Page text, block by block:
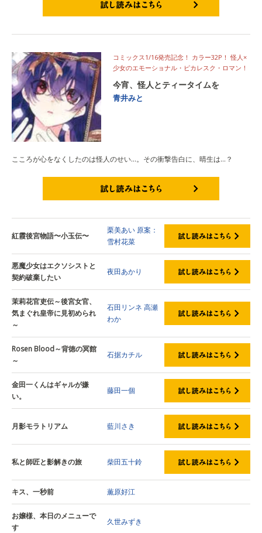
コミックス1/16発売記念！ カラー32P！ 怪人×
少女のエモーショナル・ピカレスク・ロマン！
今宵、怪人とティータイムを
青井みと
こころが心をなくしたのは怪人のせい…。その衝撃告白に、晴生は…？
紅霞後宮物語〜小玉伝〜
栗美あい 原案：
雪村花菜
悪魔少女はエクソシストと
契約破棄したい
夜田あかり
茉莉花官吏伝～後宮女官、
気まぐれ皇帝に見初められ
～
石田リンネ 高瀬
わか
Rosen Blood～背徳の冥館
～
石据カチル
金田一くんはギャルが嫌
い。
藤田一個
月影モラトリアム 藍川さき
私と師匠と影解きの旅 柴田五十鈴
キス、一秒前 薫原好江
お嬢様、本日のメニューで
す
久世みずき